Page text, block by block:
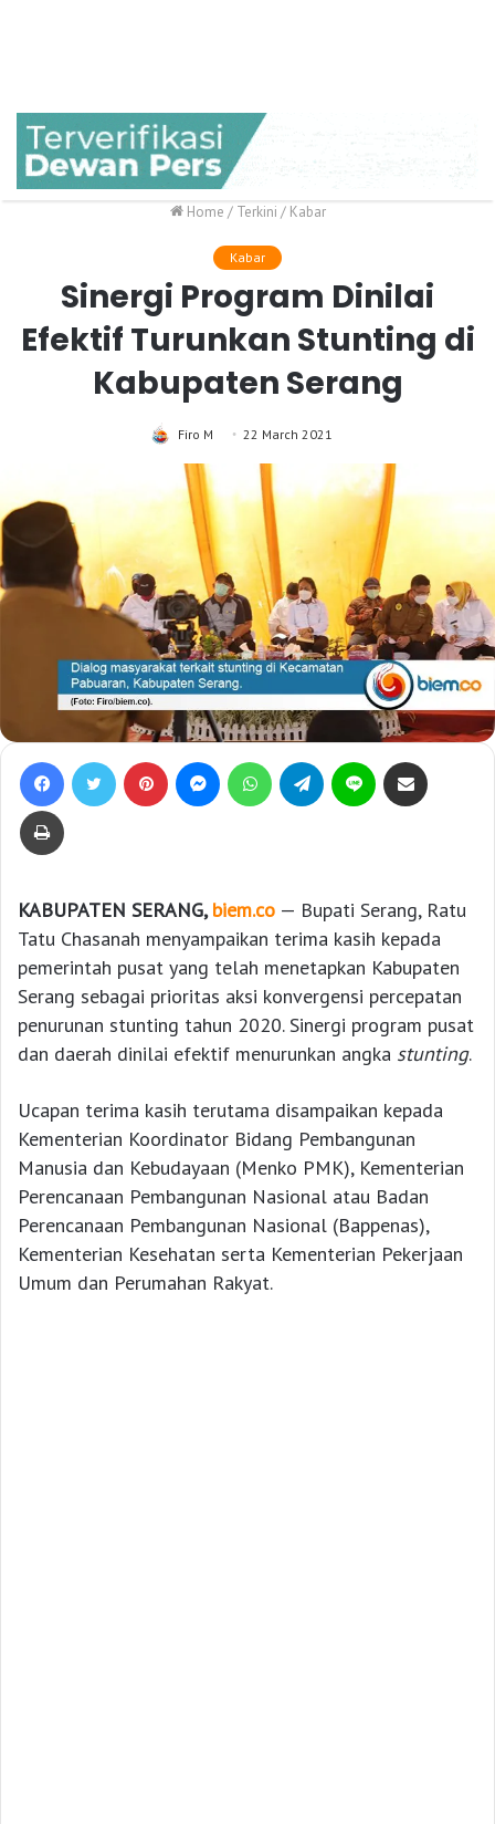
Home / Terkini / Kabar
Kabar
Sinergi Program Dinilai
Efektif Turunkan Stunting di
Kabupaten Serang
Firo M 22 March 2021
KABUPATEN SERANG, biem.co — Bupati Serang, Ratu
Tatu Chasanah menyampaikan terima kasih kepada
pemerintah pusat yang telah menetapkan Kabupaten
Serang sebagai prioritas aksi konvergensi percepatan
penurunan stunting tahun 2020. Sinergi program pusat
dan daerah dinilai efektif menurunkan angka stunting.
Ucapan terima kasih terutama disampaikan kepada
Kementerian Koordinator Bidang Pembangunan
Manusia dan Kebudayaan (Menko PMK), Kementerian
Perencanaan Pembangunan Nasional atau Badan
Perencanaan Pembangunan Nasional (Bappenas),
Kementerian Kesehatan serta Kementerian Pekerjaan
Umum dan Perumahan Rakyat.